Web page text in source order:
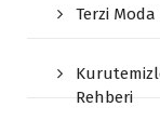
Terzi
Rehberi